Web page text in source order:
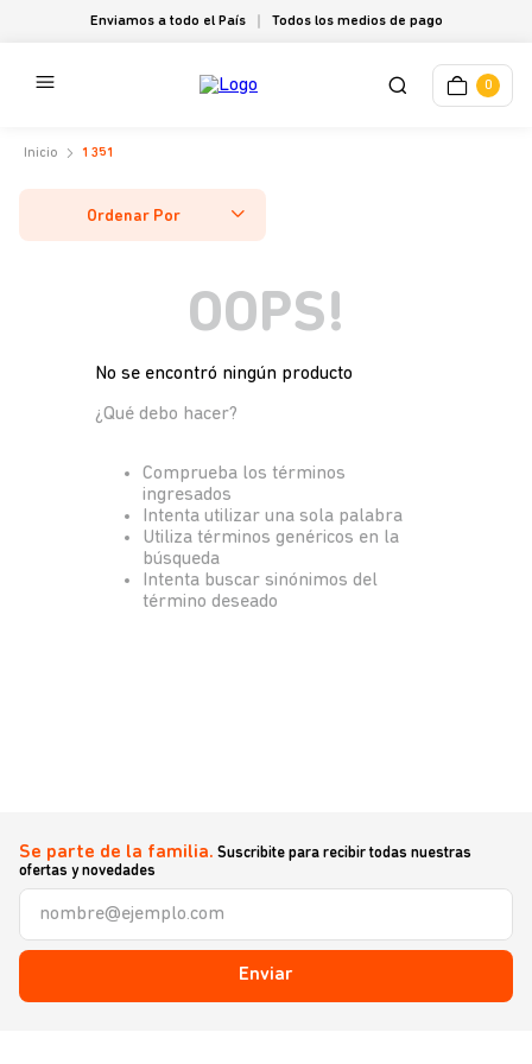
Enviamos a todo el País Todos los medios de pago
0
1351
Ordenar Por
OOPS!
No se encontró ningún producto
¿Qué debo hacer?
Comprueba los términos
ingresados
Intenta utilizar una sola palabra
Utiliza términos genéricos en la
búsqueda
Intenta buscar sinónimos del
término deseado
Se parte de la familia. Suscribite para recibir todas nuestras
ofertas y novedades
Enviar